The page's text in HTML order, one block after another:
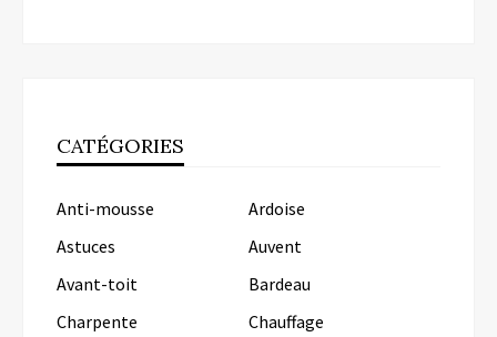
CATÉGORIES
Anti-mousse
Ardoise
Astuces
Auvent
Avant-toit
Bardeau
Charpente
Chauffage